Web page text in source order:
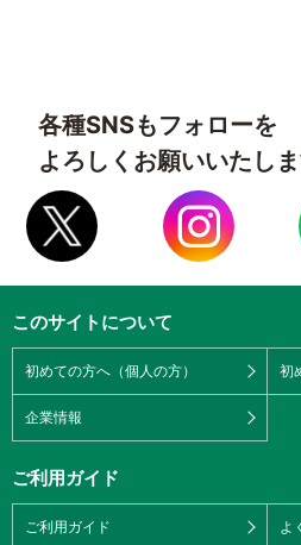
各種SNSもフォローを
よろしくお願いいたしま
このサイトについて
初めての方へ（個人の方） 初
企業情報
ご利用ガイド
ご利用ガイド よ